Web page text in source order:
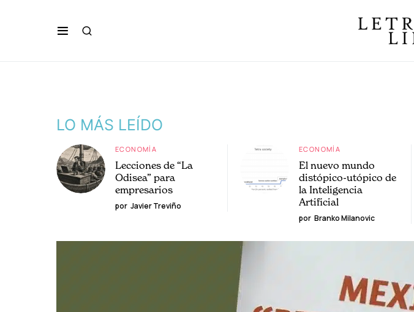
LO MÁS LEÍDO
ECONOMÍA
Lecciones de “La
Odisea” para
empresarios
por Javier Treviño
ECONOMÍA
El nuevo mundo
distópico-utópico de
la Inteligencia
Artificial
por Branko Milanovic